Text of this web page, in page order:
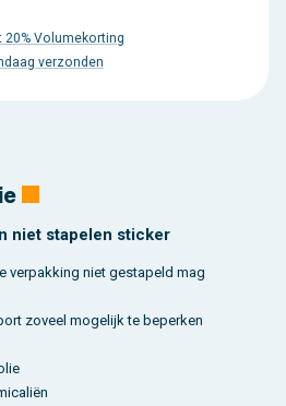
20% Volumekorting
verzonden
niet stapelen sticker
verpakking niet gestapeld mag
zoveel mogelijk te beperken